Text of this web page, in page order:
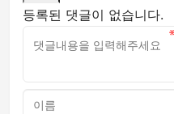
등록된 댓글이 없습니다.